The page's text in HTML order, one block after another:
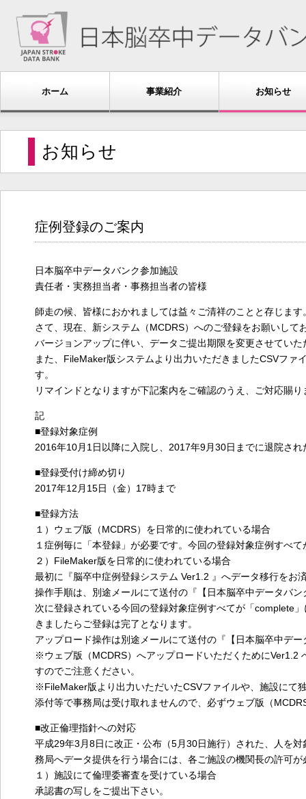
ホーム 事業紹介 お知らせ
お知らせ
症例登録のご案内
日本脳卒中データバンク参加施設
責任者・実務担当者・事務担当者の皆様
師走の候、皆様におかれましては益々ご清祥のことと存じます
さて、現在、新システム（MCDRS）へのご登録をお願いし
バージョンアップに伴い、データご提出期限を変更させていた
また、FileMaker版システムより出力いただきましたCSVフ
す。
リマインドとなりますが下記案内をご確認のうえ、ご対応賜
記
■登録対象症例
2016年10月1日以降に入院し、2017年9月30日までに退院され
■登録受付け締め切り
2017年12月15日（金）17時まで
■登録方法
１）ウェブ版（MCDRS）を日常的に使われている場合
１症例毎に「本登録」が必要です。今回の登録対象症例すべ
２）FileMaker版を日常的に使われている場合
最初に『脳卒中症例登録システム Ver1.2 』へデータ移行をお
操作手順は、別途メールにて送付の『【日本脳卒中データバ
次に登録されている今回の登録対象症例すべてが「complete
きましたらご登録は完了となります。
アップロード操作は別途メールにて送付の『【日本脳卒中デ
※ウェブ版（MCDRS）へアップロードいただくためにVer1.2
すのでご注意ください。
※FileMaker版より出力いただいたCSVファイルや、施設にて
添付等で事務局は受け取れませんので、必ずウェブ版（
■改正倫理指針への対応
平成29年3月8日に改正・公布（5月30日施行）された、人を
務局へデータ提供を行う場合には、各ご施設の機関長の許可が
１）施設にて倫理委審査を受けている場合
承認書の写しをご提出下さい。